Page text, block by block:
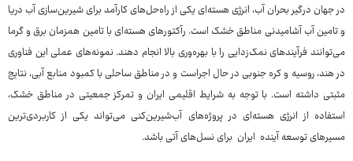
در جهان درگیر بحران آب، انرژی هسته‌ای یکی از راه‌حل‌های کارآمد برای شیرین‌سازی آب دریا
و تامین آب آشامیدنی مناطق خشک است. رآکتورهای هسته‌ای با تامین همزمان برق و گرما
می‌توانند فرآیندهای نمک‌زدایی را با بهره‌وری بالا انجام دهند. نمونه‌های عملی این فناوری
در هند، روسیه و کره جنوبی در حال اجراست و در مناطق ساحلی با کمبود منابع آبی، نتایج
مثبتی داشته است. با توجه به شرایط اقلیمی ایران و تمرکز جمعیتی در مناطق خشک،
استفاده از انرژی هسته‌ای در پروژه‌های آب‌شیرین‌کنی می‌تواند یکی از کاربردی‌ترین
مسیرهای توسعه‌ آینده ایران برای نسل‌های آتی باشد.